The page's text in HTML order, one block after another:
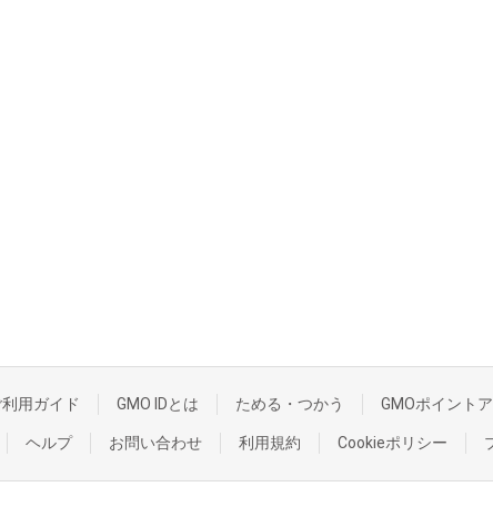
利用ガイド GMO IDとは ためる・つかう GMOポイント
ヘルプ お問い合わせ 利用規約 Cookieポリシー